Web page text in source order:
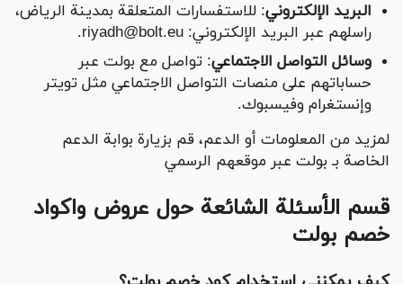
البريد الإلكتروني: للاستفسارات المتعلقة بمدينة الرياض،
راسلهم عبر البريد الإلكتروني: riyadh@bolt.eu.​
وسائل التواصل الاجتماعي: تواصل مع بولت عبر
حساباتهم على منصات التواصل الاجتماعي مثل تويتر
وإنستغرام وفيسبوك.​
لمزيد من المعلومات أو الدعم، قم بزيارة بوابة الدعم
الخاصة بـ بولت عبر موقعهم الرسمي
قسم الأسئلة الشائعة حول عروض واكواد
خصم بولت